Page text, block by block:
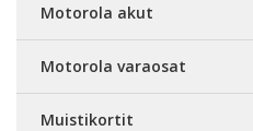
Motorola akut
Motorola varaosat
Muistikortit